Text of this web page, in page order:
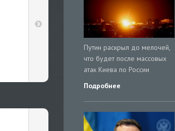
Путин раскрыл до мелочей,
что будет после массовых
атак Киева по России
Подробнее